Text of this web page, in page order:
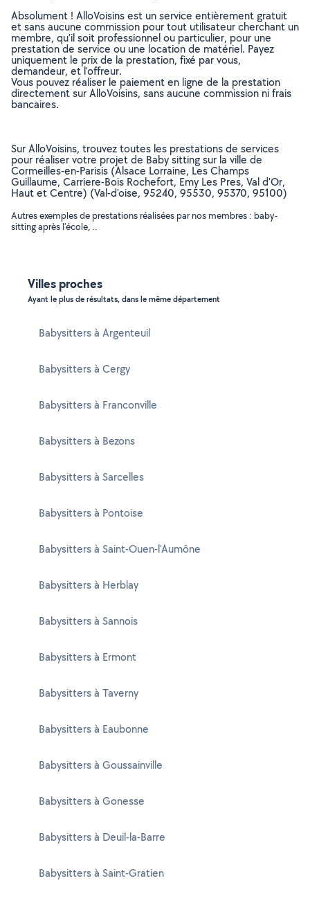
Absolument ! AlloVoisins est un service entièrement gratuit
et sans aucune commission pour tout utilisateur cherchant un
membre, qu’il soit professionnel ou particulier, pour une
prestation de service ou une location de matériel. Payez
uniquement le prix de la prestation, fixé par vous,
demandeur, et l’offreur.
Vous pouvez réaliser le paiement en ligne de la prestation
directement sur AlloVoisins, sans aucune commission ni frais
bancaires.
Sur AlloVoisins, trouvez toutes les prestations de services
pour réaliser votre projet de Baby sitting sur la ville de
Cormeilles-en-Parisis (Alsace Lorraine, Les Champs
Guillaume, Carriere-Bois Rochefort, Emy Les Pres, Val d'Or,
Haut et Centre) (Val-d'oise, 95240, 95530, 95370, 95100)
Autres exemples de prestations réalisées par nos membres : baby-
sitting après l'école, ..
Villes proches
Ayant le plus de résultats, dans le même département
Babysitters à Argenteuil
Babysitters à Cergy
Babysitters à Franconville
Babysitters à Bezons
Babysitters à Sarcelles
Babysitters à Pontoise
Babysitters à Saint-Ouen-l'Aumône
Babysitters à Herblay
Babysitters à Sannois
Babysitters à Ermont
Babysitters à Taverny
Babysitters à Eaubonne
Babysitters à Goussainville
Babysitters à Gonesse
Babysitters à Deuil-la-Barre
Babysitters à Saint-Gratien